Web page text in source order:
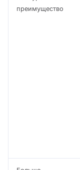
преимущество